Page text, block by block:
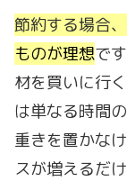
節約する場合
ものが理想で
材を買いに行
は単なる時間
重きを置かな
スが増えるだけ